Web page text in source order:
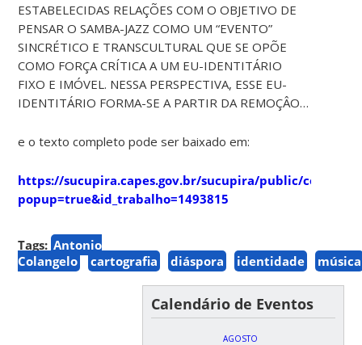
ESTABELECIDAS RELAÇÕES COM O OBJETIVO DE
PENSAR O SAMBA-JAZZ COMO UM “EVENTO”
SINCRÉTICO E TRANSCULTURAL QUE SE OPÕE
COMO FORÇA CRÍTICA A UM EU-IDENTITÁRIO
FIXO E IMÓVEL. NESSA PERSPECTIVA, ESSE EU-
IDENTITÁRIO FORMA-SE A PARTIR DA REMOÇÂO…
e o texto completo pode ser baixado em:
https://sucupira.capes.gov.br/sucupira/public/
popup=true&id_trabalho=1493815
Tags: Antonio
Colangelo
cartografia diáspora identidade música
Calendário de Eventos
AGOSTO